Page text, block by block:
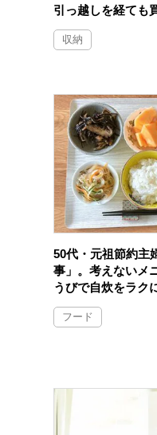
引っ越しを経ても
収納
50代・元祖節約主
事」。考えないメ
うびで自炊をラク
フード